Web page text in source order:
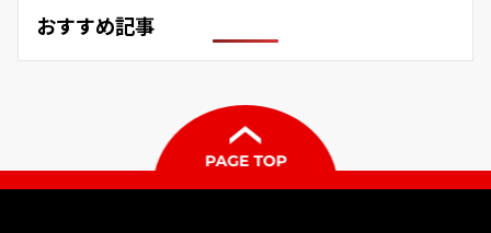
おすすめ記事